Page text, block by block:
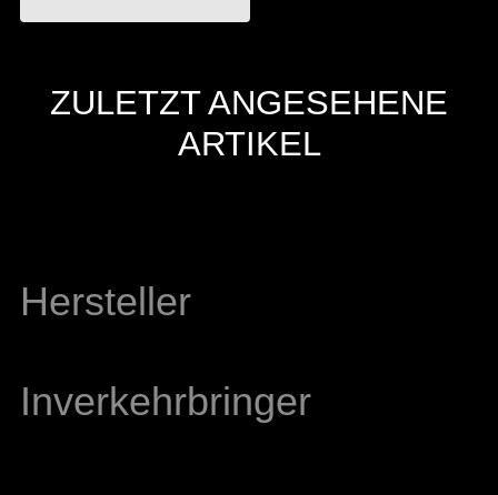
ZULETZT ANGESEHENE
ARTIKEL
Hersteller
Inverkehrbringer